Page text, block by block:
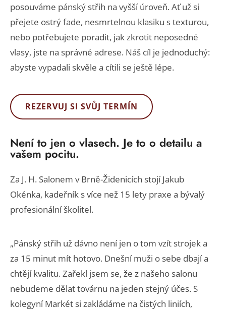
posouváme pánský střih na vyšší úroveň. Ať už si
přejete ostrý fade, nesmrtelnou klasiku s texturou,
nebo potřebujete poradit, jak zkrotit neposedné
vlasy, jste na správné adrese. Náš cíl je jednoduchý:
abyste vypadali skvěle a cítili se ještě lépe.
REZERVUJ SI SVŮJ TERMÍN
Není to jen o vlasech. Je to o detailu a
vašem pocitu.
Za J. H. Salonem v Brně-Židenicích stojí Jakub
Okénka, kadeřník s více než 15 lety praxe a bývalý
profesionální školitel.
„Pánský střih už dávno není jen o tom vzít strojek a
za 15 minut mít hotovo. Dnešní muži o sebe dbají a
chtějí kvalitu. Zařekl jsem se, že z našeho salonu
nebudeme dělat továrnu na jeden stejný účes. S
kolegyní Markét si zakládáme na čistých liniích,